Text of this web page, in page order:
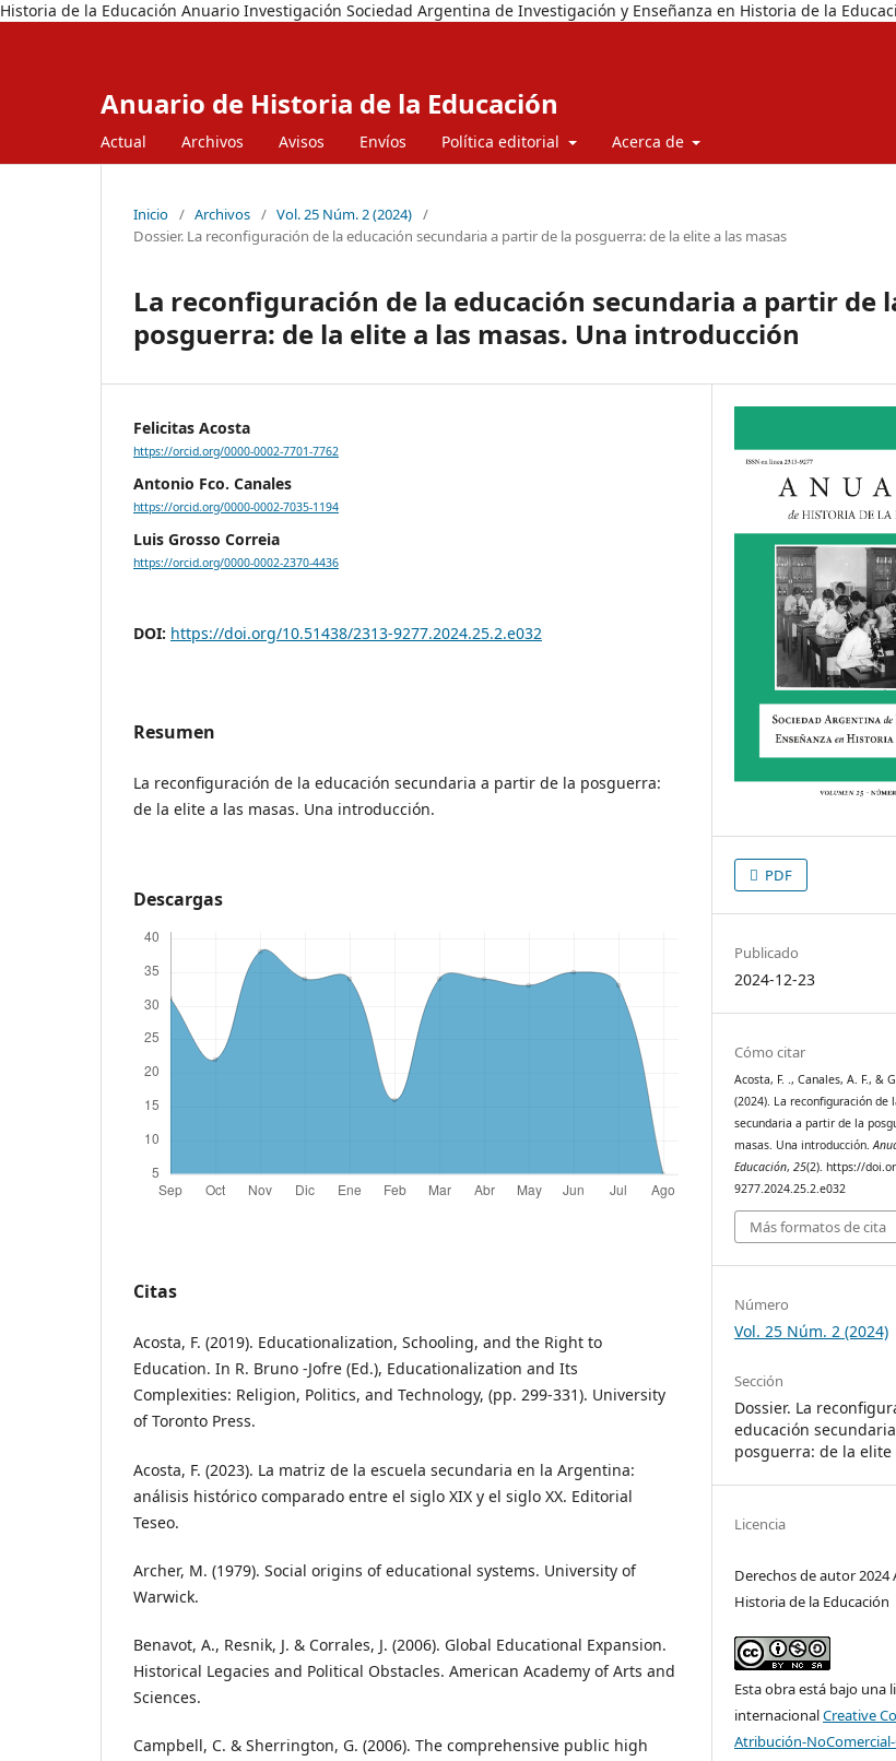
Historia de la Educación Anuario Investigación Sociedad Argentina de Investigación y Enseñanza en Historia de la
Anuario de Historia de la Educación
Actual Archivos Avisos Envíos Política editorial Acerca de
Inicio / Archivos / Vol. 25 Núm. 2 (2024) /
Dossier. La reconfiguración de la educación secundaria a partir de la posguerra: de la elite a las masas
La reconfiguración de la educación secundaria a partir de
posguerra: de la elite a las masas. Una introducción
Felicitas Acosta
https://orcid.org/0000-0002-7701-7762
Antonio Fco. Canales
https://orcid.org/0000-0002-7035-1194
Luis Grosso Correia
https://orcid.org/0000-0002-2370-4436
DOI: https://doi.org/10.51438/2313-9277.2024.25.2.e032
Resumen
La reconfiguración de la educación secundaria a partir de la posguerra:
de la elite a las masas. Una introducción.
Descargas
Citas
Acosta, F. (2019). Educationalization, Schooling, and the Right to
Education. In R. Bruno -Jofre (Ed.), Educationalization and Its
Complexities: Religion, Politics, and Technology, (pp. 299-331). University
of Toronto Press.
Acosta, F. (2023). La matriz de la escuela secundaria en la Argentina:
análisis histórico comparado entre el siglo XIX y el siglo XX. Editorial
Teseo.
Archer, M. (1979). Social origins of educational systems. University of
Warwick.
Benavot, A., Resnik, J. & Corrales, J. (2006). Global Educational Expansion.
Historical Legacies and Political Obstacles. American Academy of Arts and
Sciences.
Campbell, C. & Sherrington, G. (2006). The comprehensive public high
PDF
Publicado
2024-12-23
Cómo citar
Acosta, F. ., Canales, A. F., &
(2024). La reconfiguración de
secundaria a partir de la
masas. Una introducción.
Educación,25(2). https://
9277.2024.25.2.e032
Más formatos de cita
Número
Vol. 25 Núm. 2 (2024)
Sección
Dossier. La
educación
posguerra: de la elite
Licencia
Derechos de autor 2024
Historia de la Educación
Esta obra está bajo una
internacionalCreative
Atribución-